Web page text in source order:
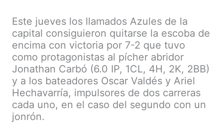
Este jueves los llamados Azules de la
capital consiguieron quitarse la escoba de
encima con victoria por 7-2 que tuvo
como protagonistas al pícher abridor
Jonathan Carbó (6.0 IP, 1CL, 4H, 2K, 2BB)
y a los bateadores Oscar Valdés y Ariel
Hechavarría, impulsores de dos carreras
cada uno, en el caso del segundo con un
jonrón.